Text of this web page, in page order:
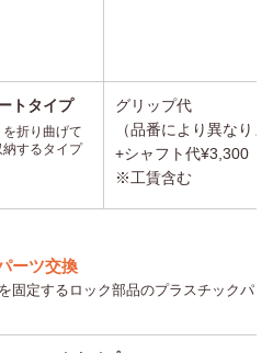
トタイプ
を折り曲げて
納するタイプ
グリップ代
（品番により異なり
+シャフト代¥3,300（
※工賃含む
ーツ交換
固定するロック部品のプラスチックパ